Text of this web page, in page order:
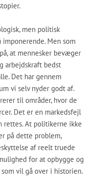
men politisk
imponerende. Men som
at mennesker bevæger
arbejdskraft bedst
Det har gennem
vi selv nyder godt af.
til områder, hvor de
Det er en markedsfejl
rettes. At politikerne ikke
på dette problem,
af reelt truede
for at opbygge og
vil gå over i historien.